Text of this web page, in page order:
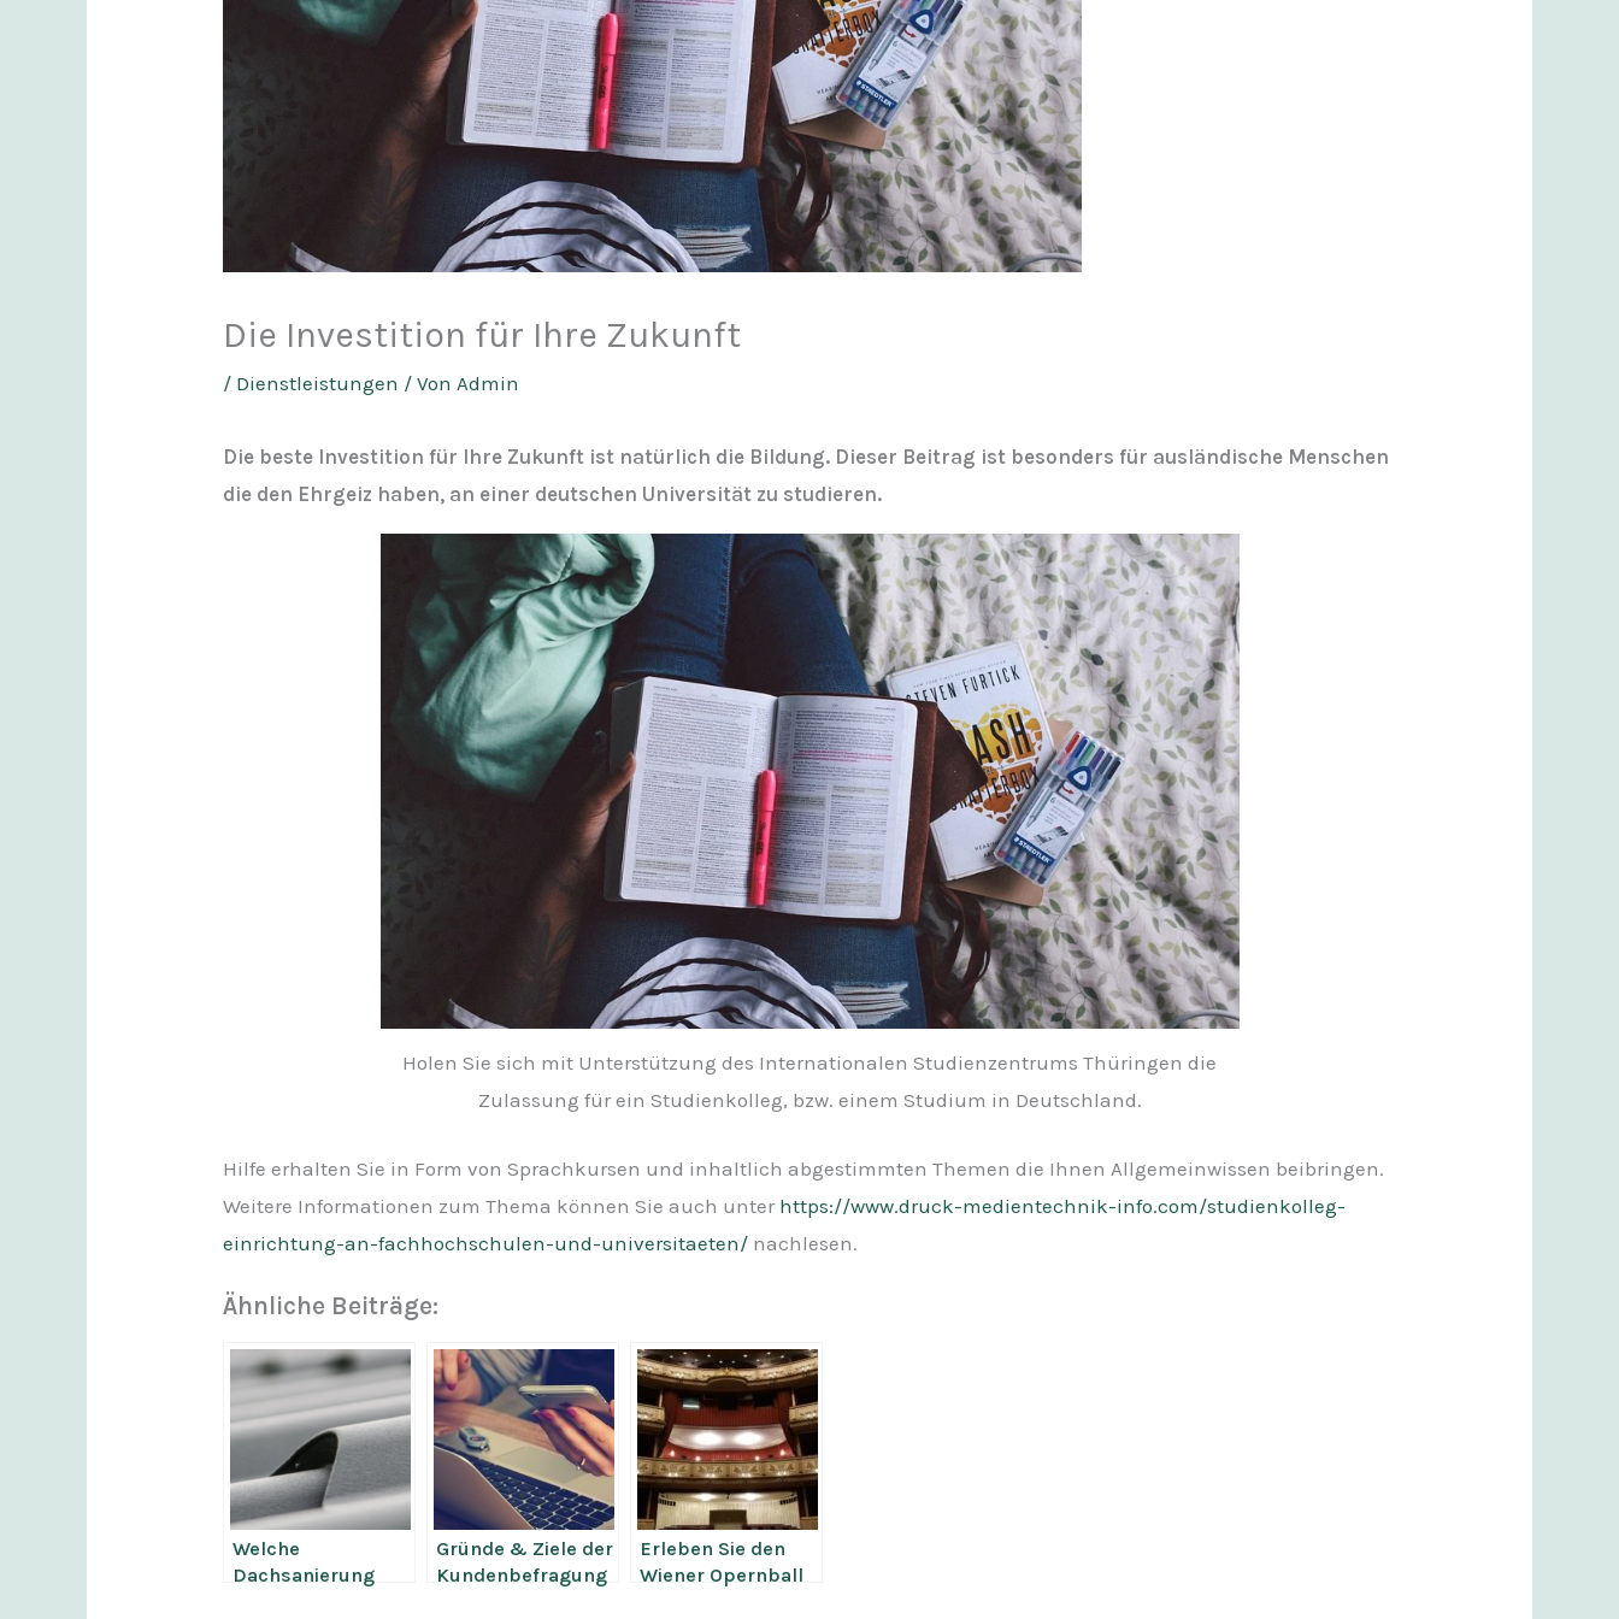
Die Investition für Ihre Zukunft
/ Dienstleistungen / Von Admin
Die beste Investition für Ihre Zukunft ist natürlich die Bildung. Dieser Beitrag ist besonders für ausländische Menschen
die den Ehrgeiz haben, an einer deutschen Universität zu studieren.
Holen Sie sich mit Unterstützung des Internationalen Studienzentrums Thüringen die
Zulassung für ein Studienkolleg, bzw. einem Studium in Deutschland.
Hilfe erhalten Sie in Form von Sprachkursen und inhaltlich abgestimmten Themen die Ihnen Allgemeinwissen beibringen.
Weitere Informationen zum Thema können Sie auch unter https://www.druck-medientechnik-info.com/studienkolleg-
einrichtung-an-fachhochschulen-und-universitaeten/ nachlesen.
Ähnliche Beiträge:
Welche
Dachsanierung
Gründe & Ziele der
Kundenbefragung
Erleben Sie den
Wiener Opernball